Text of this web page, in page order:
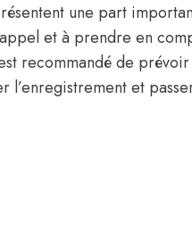
une part
et à prendre en
recommandé de
et